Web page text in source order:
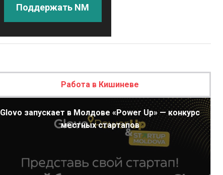
Поддержать NM
Работа в Кишиневе
Glovo запускает в Молдове «Power Up» — конкурс
местных стартапов